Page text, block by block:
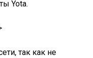
Yota.
так как не